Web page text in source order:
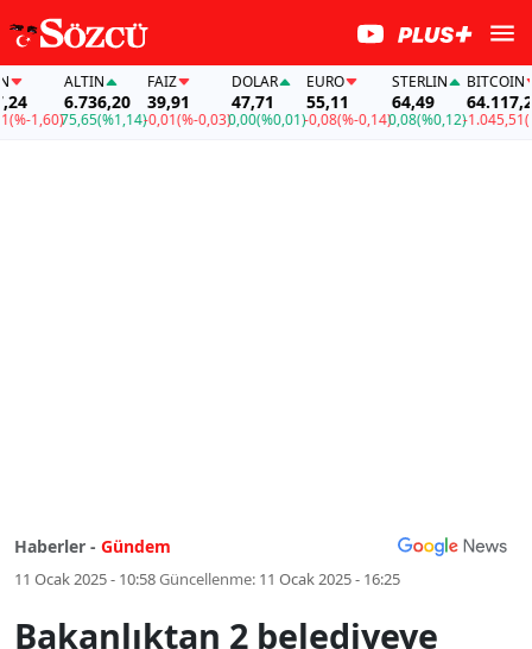
1,60)
ALTIN
6.736,20
75,65(%1,14)
FAİZ
39,91
-0,01(%-0,03)
DOLAR
47,71
0,00(%0,01)
EURO
55,11
-0,08(%-0,14)
STERLIN
64,49
0,08(%0,12)
BITCOIN
64.117,24
-1.045,51(%-
Haberler - Gündem
11 Ocak 2025 - 10:58Güncellenme: 11 Ocak 2025 - 16:25
Bakanlıktan 2 belediyeye